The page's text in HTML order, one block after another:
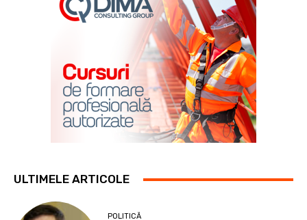
ULTIMELE ARTICOLE
POLITICĂ